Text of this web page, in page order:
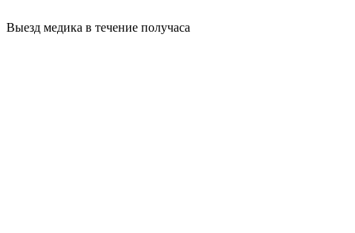
Выезд медика в течение получаса